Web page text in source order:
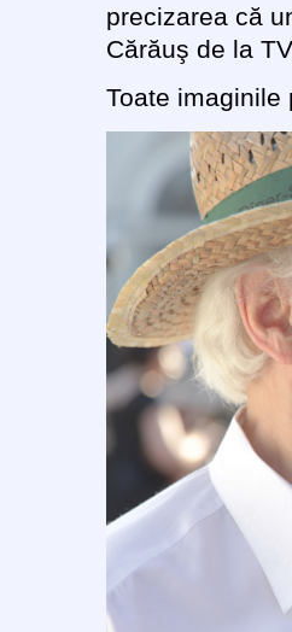
precizarea că
Cărăuş de la
Toate imaginile